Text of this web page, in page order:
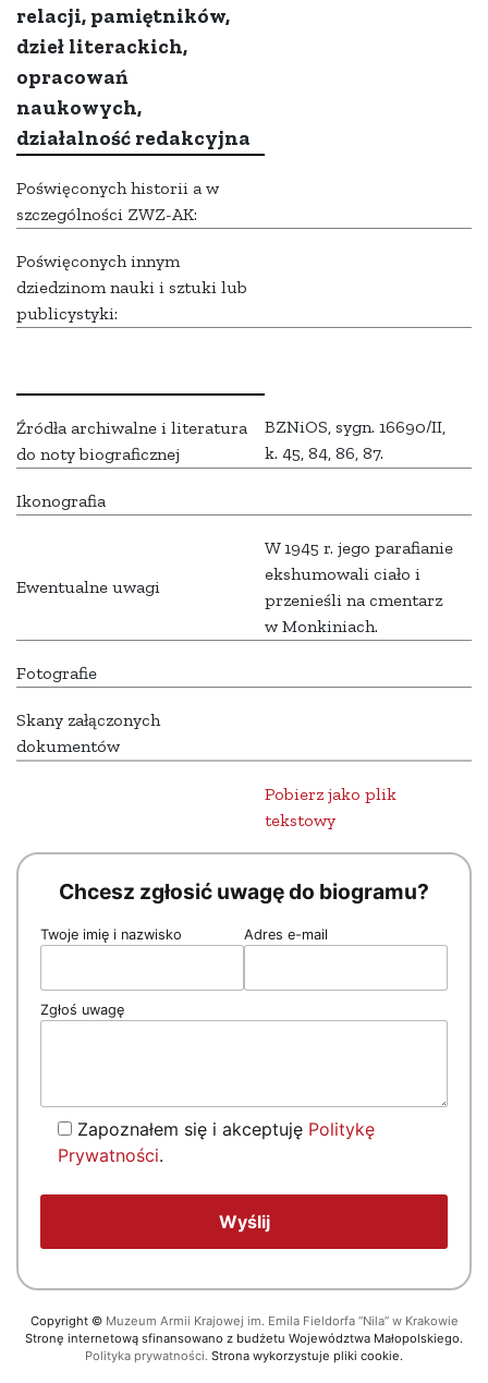
relacji, pamiętników,
dzieł literackich,
opracowań
naukowych,
działalność redakcyjna
Poświęconych historii a w
szczególności ZWZ-AK:
Poświęconych innym
dziedzinom nauki i sztuki lub
publicystyki:
Źródła archiwalne i literatura
do noty biograficznej
BZNiOS, sygn. 16690/II,
k. 45, 84, 86, 87.
Ikonografia
Ewentualne uwagi
W 1945 r. jego parafianie
ekshumowali ciało i
przenieśli na cmentarz
w Monkiniach.
Fotografie
Skany załączonych
dokumentów
Pobierz jako plik
tekstowy
Chcesz zgłosić uwagę do biogramu?
Twoje imię i nazwisko Adres e-mail
Zgłoś uwagę
Zapoznałem się i akceptuję Politykę
Prywatności.
Copyright © Muzeum Armii Krajowej im. Emila Fieldorfa “Nila” w Krakowie
Stronę internetową sfinansowano z budżetu Województwa Małopolskiego.
Polityka prywatności. Strona wykorzystuje pliki cookie.